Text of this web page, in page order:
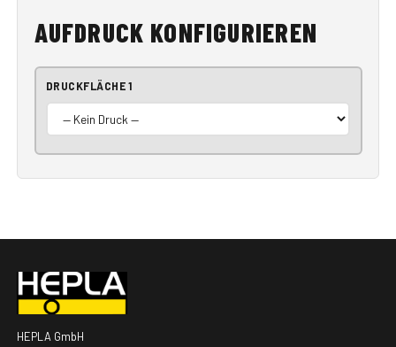
AUFDRUCK KONFIGURIEREN
DRUCKFLÄCHE 1
HEPLA GmbH